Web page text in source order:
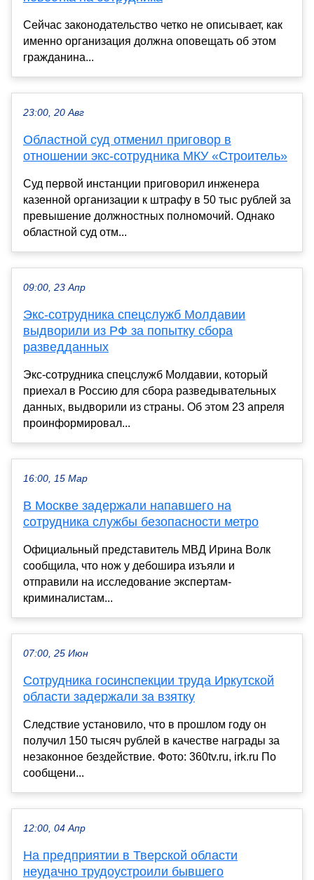
Сейчас законодательство четко не описывает, как
именно организация должна оповещать об этом
гражданина...
23:00, 20 Авг
Областной суд отменил приговор в
отношении экс-сотрудника МКУ «Строитель»
Суд первой инстанции приговорил инженера
казенной организации к штрафу в 50 тыс рублей за
превышение должностных полномочий. Однако
областной суд отм...
09:00, 23 Апр
Экс-сотрудника спецслужб Молдавии
выдворили из РФ за попытку сбора
разведданных
Экс-сотрудника спецслужб Молдавии, который
приехал в Россию для сбора разведывательных
данных, выдворили из страны. Об этом 23 апреля
проинформировал...
16:00, 15 Мар
В Москве задержали напавшего на
сотрудника службы безопасности метро
Официальный представитель МВД Ирина Волк
сообщила, что нож у дебошира изъяли и
отправили на исследование экспертам-
криминалистам...
07:00, 25 Июн
Сотрудника госинспекции труда Иркутской
области задержали за взятку
Следствие установило, что в прошлом году он
получил 150 тысяч рублей в качестве награды за
незаконное бездействие. Фото: 360tv.ru, irk.ru По
сообщени...
12:00, 04 Апр
На предприятии в Тверской области
неудачно трудоустроили бывшего